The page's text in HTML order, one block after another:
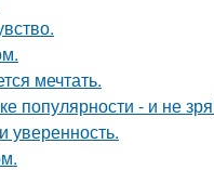
мечтать.
популярности - и не
уверенность.